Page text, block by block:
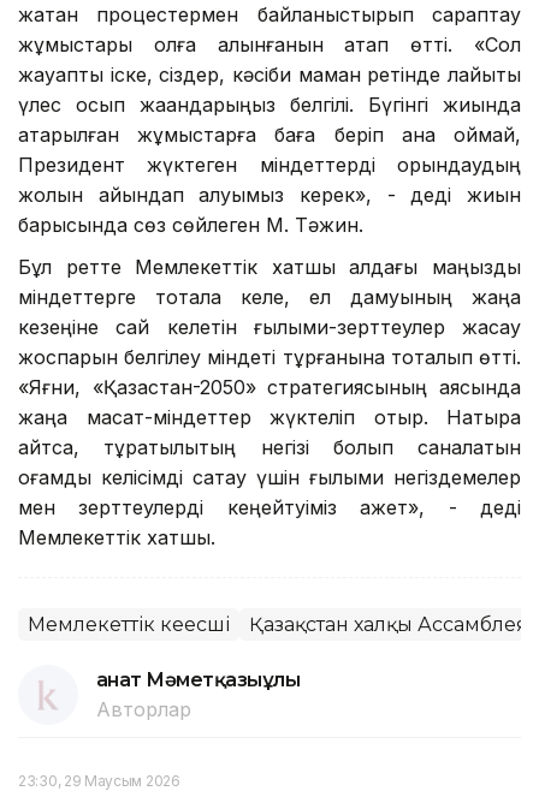
жатқан процестермен байланыстырып сараптау
жұмыстары қолға алынғанын атап өтті. «Сол
жауапты іске, сіздер, кәсіби маман ретінде лайықты
үлес қосып жақандарыңыз белгілі. Бүгінгі жиында
атқарылған жұмыстарға баға беріп қана қоймай,
Президент жүктеген міндеттерді орындаудың
жолын айқындап алуымыз керек», - деді жиын
барысында сөз сөйлеген М. Тәжин.
Бұл ретте Мемлекеттік хатшы алдағы маңызды
міндеттерге тоқтала келе, ел дамуының жаңа
кезеңіне сай келетін ғылыми-зерттеулер жасау
жоспарын белгілеу міндеті тұрғанына тоқталып өтті.
«Яғни, «Қазақстан-2050» стратегиясының аясында
жаңа мақсат-міндеттер жүктеліп отыр. Нақтырақ
айтсақ, тұрақтылықтың негізі болып саналатын
қоғамдық келісімді сақтау үшін ғылыми негіздемелер
мен зерттеулерді кеңейтуіміз қажет», - деді
Мемлекеттік хатшы.
Мемлекеттік кеңесші Қазақстан халқы
Қанат Мәметқазыұлы
Авторлар
23:30, 29 Маусым 2026